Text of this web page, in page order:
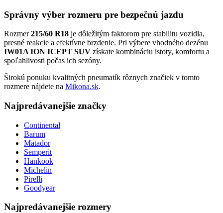
Správny výber rozmeru pre bezpečnú jazdu
Rozmer215/60 R18 je dôležitým faktorom pre stabilitu vozidla,
presné reakcie a efektívne brzdenie. Pri výbere vhodného dezénu
IW01A ION ICEPT SUV získate kombináciu istoty, komfortu a
spoľahlivosti počas ich sezóny.
Širokú ponuku kvalitných pneumatík rôznych značiek v tomto
rozmere nájdete na Mikona.sk.
Najpredávanejšie značky
Continental
Barum
Matador
Semperit
Hankook
Michelin
Pirelli
Goodyear
Najpredávanejšie rozmery